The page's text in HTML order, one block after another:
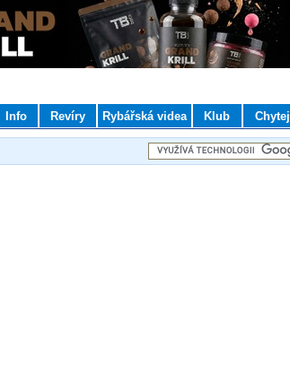
Info Revíry Rybářská videa Klub